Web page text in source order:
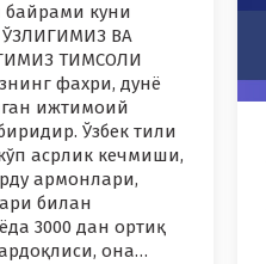
байрами куни
ВА
ТИМСОЛИ
фахри, дунё
ижтимоий
Ўзбек тили
асрлик кечмиши,
армонлари,
билан
3000 дан ортиқ
она…